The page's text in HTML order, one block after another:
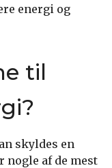
energi og
til
skyldes en
af de mest